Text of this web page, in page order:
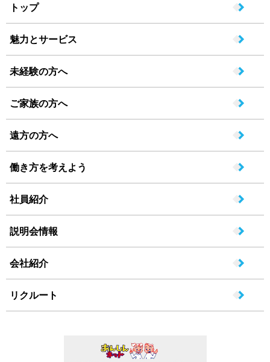
トップ
魅力とサービス
未経験の方へ
ご家族の方へ
遠方の方へ
働き方を考えよう
社員紹介
説明会情報
会社紹介
リクルート